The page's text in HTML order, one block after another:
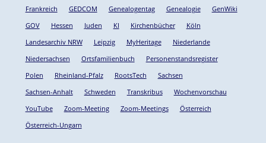
Frankreich
GEDCOM Genealogentag Genealogie
GenWiki
GOV
Hessen Juden KI Kirchenbücher
Köln
Landesarchiv NRW
Leipzig MyHeritage
Niederlande
Niedersachsen
Ortsfamilienbuch
Personenstandsregister
Polen
Rheinland-Pfalz RootsTech
Sachsen
Sachsen-Anhalt
Schweden Transkribus
Wochenvorschau
YouTube
Zoom-Meeting Zoom-Meetings
Österreich
Österreich-Ungarn